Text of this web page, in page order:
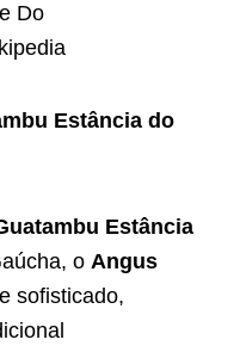
Estância do
Estância
o Angus
sofisticado,